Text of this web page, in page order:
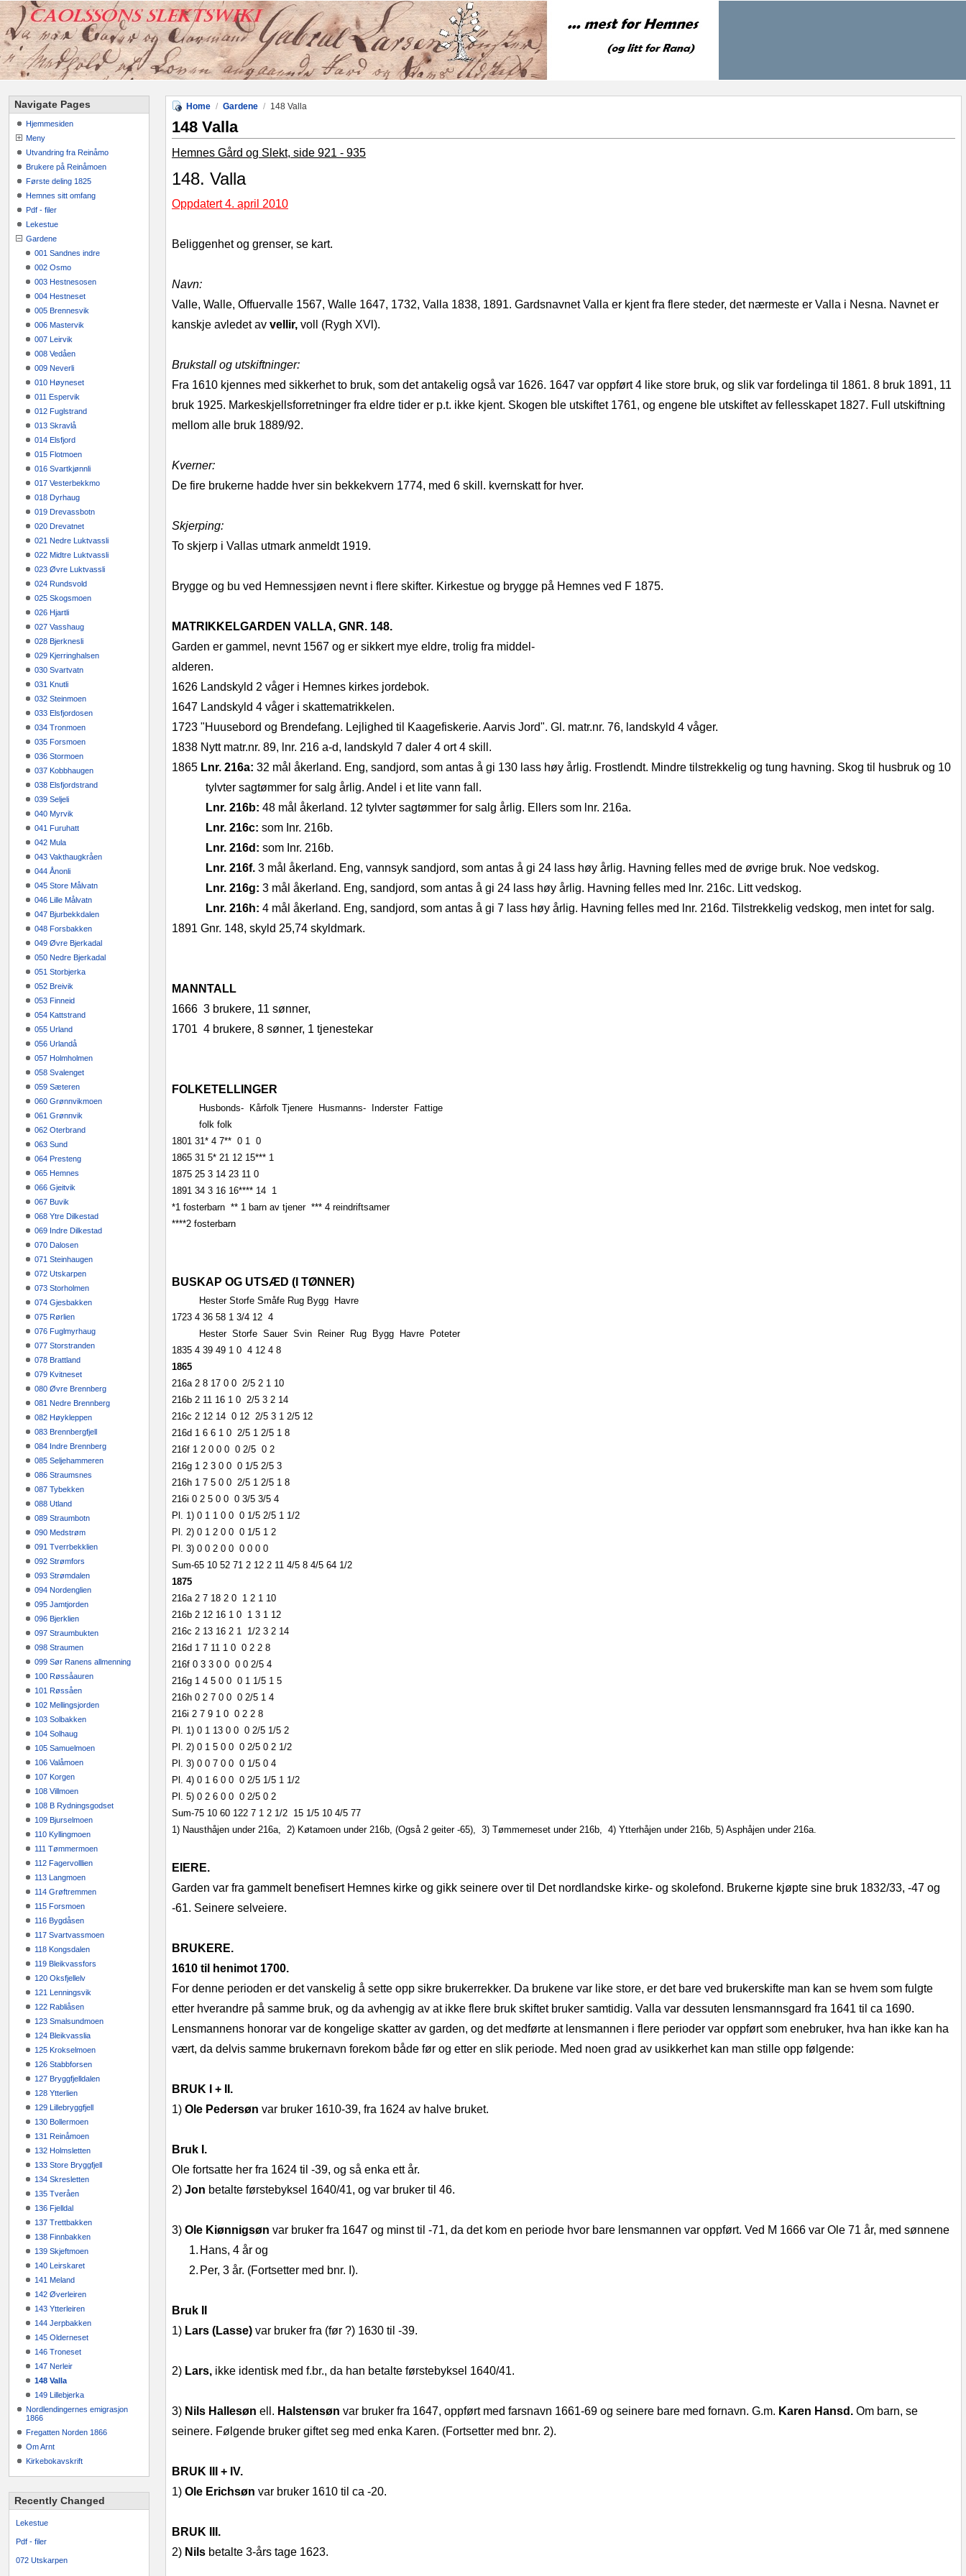
Navigate Pages
Hjemmesiden
Meny
Utvandring fra Reinåmo
Brukere på Reinåmoen
Første deling 1825
Hemnes sitt omfang
Pdf - filer
Lekestue
Gardene
001 Sandnes indre
002 Osmo
003 Hestnesosen
004 Hestneset
005 Brennesvik
006 Mastervik
007 Leirvik
008 Vedåen
009 Neverli
010 Høyneset
011 Espervik
012 Fuglstrand
013 Skravlå
014 Elsfjord
015 Flotmoen
016 Svartkjønnli
017 Vesterbekkmo
018 Dyrhaug
019 Drevassbotn
020 Drevatnet
021 Nedre Luktvassli
022 Midtre Luktvassli
023 Øvre Luktvassli
024 Rundsvold
025 Skogsmoen
026 Hjartli
027 Vasshaug
028 Bjerknesli
029 Kjerringhalsen
030 Svartvatn
031 Knutli
032 Steinmoen
033 Elsfjordosen
034 Tronmoen
035 Forsmoen
036 Stormoen
037 Kobbhaugen
038 Elsfjordstrand
039 Seljeli
040 Myrvik
041 Furuhatt
042 Mula
043 Vakthaugkråen
044 Ånonli
045 Store Målvatn
046 Lille Målvatn
047 Bjurbekkdalen
048 Forsbakken
049 Øvre Bjerkadal
050 Nedre Bjerkadal
051 Storbjerka
052 Breivik
053 Finneid
054 Kattstrand
055 Urland
056 Urlandå
057 Holmholmen
058 Svalenget
059 Sæteren
060 Grønnvikmoen
061 Grønnvik
062 Oterbrand
063 Sund
064 Presteng
065 Hemnes
066 Gjeitvik
067 Buvik
068 Ytre Dilkestad
069 Indre Dilkestad
070 Dalosen
071 Steinhaugen
072 Utskarpen
073 Storholmen
074 Gjesbakken
075 Rørlien
076 Fuglmyrhaug
077 Storstranden
078 Brattland
079 Kvitneset
080 Øvre Brennberg
081 Nedre Brennberg
082 Høykleppen
083 Brennbergfjell
084 Indre Brennberg
085 Seljehammeren
086 Straumsnes
087 Tybekken
088 Utland
089 Straumbotn
090 Medstrøm
091 Tverrbekklien
092 Strømfors
093 Strømdalen
094 Nordenglien
095 Jamtjorden
096 Bjerklien
097 Straumbukten
098 Straumen
099 Sør Ranens allmenning
100 Røssåauren
101 Røssåen
102 Mellingsjorden
103 Solbakken
104 Solhaug
105 Samuelmoen
106 Valåmoen
107 Korgen
108 Villmoen
108 B Rydningsgodset
109 Bjurselmoen
110 Kyllingmoen
111 Tømmermoen
112 Fagervolllien
113 Langmoen
114 Grøftremmen
115 Forsmoen
116 Bygdåsen
117 Svartvassmoen
118 Kongsdalen
119 Bleikvassfors
120 Oksfjellelv
121 Lenningsvik
122 Rabliåsen
123 Smalsundmoen
124 Bleikvasslia
125 Krokselmoen
126 Stabbforsen
127 Bryggfjelldalen
128 Ytterlien
129 Lillebryggfjell
130 Bollermoen
131 Reinåmoen
132 Holmsletten
133 Store Bryggfjell
134 Skresletten
135 Tveråen
136 Fjelldal
137 Trettbakken
138 Finnbakken
139 Skjeftmoen
140 Leirskaret
141 Meland
142 Øverleiren
143 Ytterleiren
144 Jerpbakken
145 Olderneset
146 Troneset
147 Nerleir
148 Valla
149 Lillebjerka
Nordlendingernes emigrasjon
1866
Fregatten Norden 1866
Om Arnt
Kirkebokavskrift
Recently Changed
Lekestue
Pdf - filer
072 Utskarpen
Home / Gardene / 148 Valla
148 Valla
Hemnes Gård og Slekt, side 921 - 935
148. Valla
Oppdatert 4. april 2010
Beliggenhet og grenser, se kart.
Navn:
Valle, Walle, Offuervalle 1567, Walle 1647, 1732, Valla 1838, 1891. Gardsnavnet Valla er kjent fra flere steder, det nærmeste er Valla i Nesna. Navnet er
kanskje avledet av vellir, voll (Rygh XVl).
Brukstall og utskiftninger:
Fra 1610 kjennes med sikkerhet to bruk, som det antakelig også var 1626. 1647 var oppført 4 like store bruk, og slik var fordelinga til 1861. 8 bruk 1891, 11
bruk 1925. Markeskjellsforretninger fra eldre tider er p.t. ikke kjent. Skogen ble utskiftet 1761, og engene ble utskiftet av fellesskapet 1827. Full utskiftning
mellom alle bruk 1889/92.
Kverner:
De fire brukerne hadde hver sin bekkekvern 1774, med 6 skill. kvernskatt for hver.
Skjerping:
To skjerp i Vallas utmark anmeldt 1919.
Brygge og bu ved Hemnessjøen nevnt i flere skifter. Kirkestue og brygge på Hemnes ved F 1875.
MATRIKKELGARDEN VALLA, GNR. 148.
Garden er gammel, nevnt 1567 og er sikkert mye eldre, trolig fra middel-
alderen.
1626 Landskyld 2 våger i Hemnes kirkes jordebok.
1647 Landskyld 4 våger i skattematrikkelen.
1723 "Huusebord og Brendefang. Lejlighed til Kaagefiskerie. Aarvis Jord". Gl. matr.nr. 76, landskyld 4 våger.
1838 Nytt matr.nr. 89, lnr. 216 a‑d, landskyld 7 daler 4 ort 4 skill.
1865 Lnr. 216a: 32 mål åkerland. Eng, sandjord, som antas å gi 130 lass høy årlig. Frostlendt. Mindre tilstrekkelig og tung havning. Skog til husbruk og 10
tylvter sagtømmer for salg årlig. Andel i et lite vann­ fall.
Lnr. 216b:48 mål åkerland. 12 tylvter sagtømmer for salg årlig. Ellers som lnr. 216a.
Lnr. 216c:som Inr. 216b.
Lnr. 216d:som Inr. 216b.
Lnr. 216f.3 mål åkerland. Eng, vannsyk sandjord, som antas å gi 24 lass høy årlig. Havning felles med de øvrige bruk. Noe vedskog.
Lnr. 216g:3 mål åkerland. Eng, sandjord, som antas å gi 24 lass høy årlig. Havning felles med lnr. 216c. Litt vedskog.
Lnr. 216h:4 mål åkerland. Eng, sandjord, som antas å gi 7 lass høy årlig. Havning felles med lnr. 216d. Tilstrekkelig vedskog, men intet for salg.
1891 Gnr. 148, skyld 25,74 skyldmark.
MANNTALL
1666 3 brukere, 11 sønner,
1701 4 brukere, 8 sønner, 1 tjenestekar
FOLKETELLINGER
Husbonds‑ Kårfolk Tjenere Husmanns‑ Inderster Fattige
folk folk
1801 31* 4 7** 0 1 0
1865 31 5* 21 12 15*** 1
1875 25 3 14 23 11 0
1891 34 3 16 16**** 14 1
*1 fosterbarn ** 1 barn av tjener *** 4 reindriftsamer
****2 fosterbarn
BUSKAP OG UTSÆD (I TØNNER)
Hester Storfe Småfe Rug Bygg
Havre
1723 4 36 58 1 3/4 12 4
Hester Storfe Sauer Svin Reiner Rug Bygg Havre
Poteter
1835 4 39 49 1 0 4 12 4 8
1865
216a 2 8 17 0 0 2/5 2 1 10
216b 2 11 16 1 0 2/5 3 2 14
216c 2 12 14 0 12 2/5 3 1 2/5 12
216d 1 6 6 1 0 2/5 1 2/5 1 8
216f 1 2 0 0 0 0 2/5 0 2
216g 1 2 3 0 0 0 1/5 2/5 3
216h 1 7 5 0 0 2/5 1 2/5 1 8
216i 0 2 5 0 0 0 3/5 3/5 4
Pl. 1) 0 1 1 0 0 0 1/5 2/5 1 1/2
Pl. 2) 0 1 2 0 0 0 1/5 1 2
Pl. 3) 0 0 2 0 0 0 0 0 0
Sum‑65 10 52 71 2 12 2 11 4/5 8 4/5 64 1/2
1875
216a 2 7 18 2 0 1 2 1 10
216b 2 12 16 1 0 1 3 1 12
216c 2 13 16 2 1 1/2 3 2 14
216d 1 7 11 1 0 0 2 2 8
216f 0 3 3 0 0 0 0 2/5 4
216g 1 4 5 0 0 0 1 1/5 1 5
216h 0 2 7 0 0 0 2/5 1 4
216i 2 7 9 1 0 0 2 2 8
Pl. 1) 0 1 13 0 0 0 2/5 1/5 2
Pl. 2) 0 1 5 0 0 0 2/5 0 2 1/2
Pl. 3) 0 0 7 0 0 0 1/5 0 4
Pl. 4) 0 1 6 0 0 0 2/5 1/5 1 1/2
Pl. 5) 0 2 6 0 0 0 2/5 0 2
Sum‑75 10 60 122 7 1 2 1/2 15 1/5 10 4/5 77
1) Nausthåjen under 216a, 2) Køtamoen under 216b, (Også 2 geiter ‑65), 3) Tømmerneset under 216b, 4) Ytterhåjen under 216b, 5) Asphåjen under 216a.
EIERE.
Garden var fra gammelt benefisert Hemnes kirke og gikk seinere over til Det nordlandske kirke‑ og skolefond. Brukerne kjøpte sine bruk 1832/33, ‑47 og
‑61. Seinere selveiere.
BRUKERE.
1610 til henimot 1700.
For denne perioden er det vanskelig å sette opp sikre brukerrekker. Da brukene var like store, er det bare ved brukerskifte man kan se hvem som fulgte
etter hverandre på samme bruk, og da avhengig av at ikke flere bruk skiftet bruker samtidig. Valla var dessuten lensmannsgard fra 1641 til ca 1690.
Lensmannens honorar var de kongelige skatter av garden, og det medførte at lensmannen i flere perioder var oppført som enebruker, hva han ikke kan ha
vært, da delvis samme brukernavn forekom både før og etter en slik periode. Med noen grad av usikkerhet kan man stille opp følgende:
BRUK I + II.
1) Ole Pedersøn var bruker 1610‑39, fra 1624 av halve bruket.
Bruk I.
Ole fortsatte her fra 1624 til ‑39, og så enka ett år.
2) Jon betalte førstebyksel 1640/41, og var bruker til 46.
3) Ole Kiønnigsøn var bruker fra 1647 og minst til ‑71, da det kom en periode hvor bare lensmannen var oppført. Ved M 1666 var Ole 71 år, med sønnene
1. Hans, 4 år og
2. Per, 3 år. (Fortsetter med bnr. I).
Bruk II
1) Lars (Lasse) var bruker fra (før ?) 1630 til ‑39.
2) Lars, ikke identisk med f.br., da han betalte førstebyksel 1640/41.
3) Nils Hallesøn ell. Halstensøn var bruker fra 1647, oppført med farsnavn 1661‑69 og seinere bare med fornavn. G.m. Karen Hansd. Om barn, se
seinere. Følgende bruker giftet seg med enka Karen. (Fortsetter med bnr. 2).
BRUK III + IV.
1) Ole Erichsøn var bruker 1610 til ca ‑20.
BRUK III.
2) Nils betalte 3‑års tage 1623.